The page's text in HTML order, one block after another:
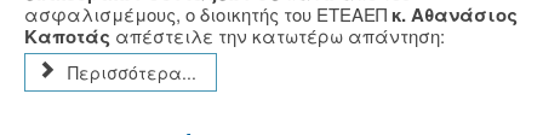
ασφαλισμέμους, ο διοικητής του ΕΤΕΑΕΠ κ. Αθανάσιος
Καποτάς απέστειλε την κατωτέρω απάντηση:
Περισσότερα...